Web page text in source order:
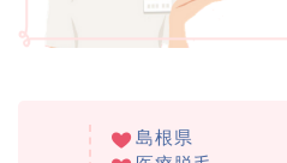
島根県